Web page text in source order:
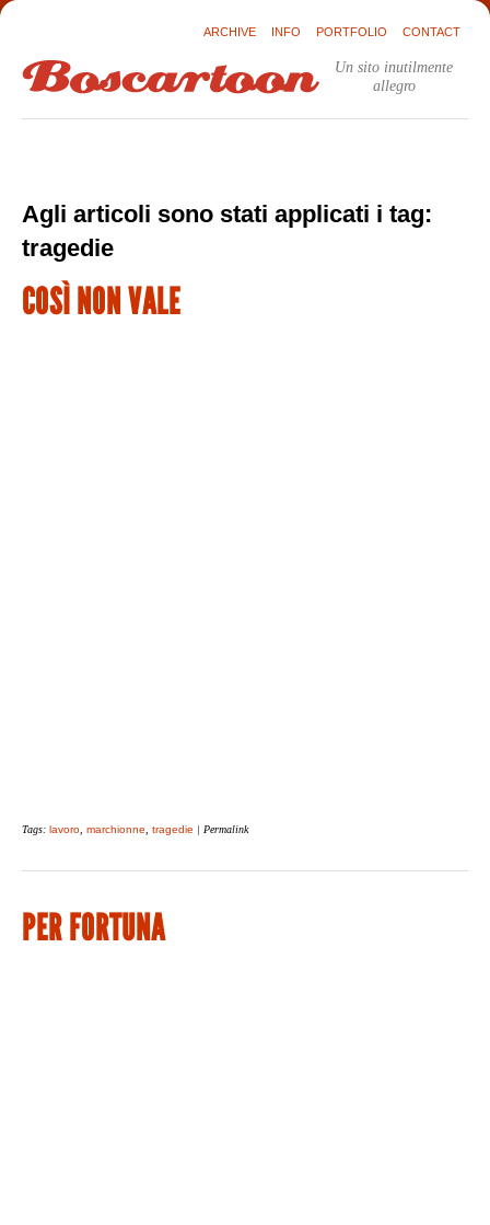
ARCHIVE INFO PORTFOLIO CONTACT
Un sito inutilmente
allegro
Agli articoli sono stati applicati i tag:
tragedie
COSÌ NON VALE
Tags: lavoro marchionne tragedie | Permalink
PER FORTUNA